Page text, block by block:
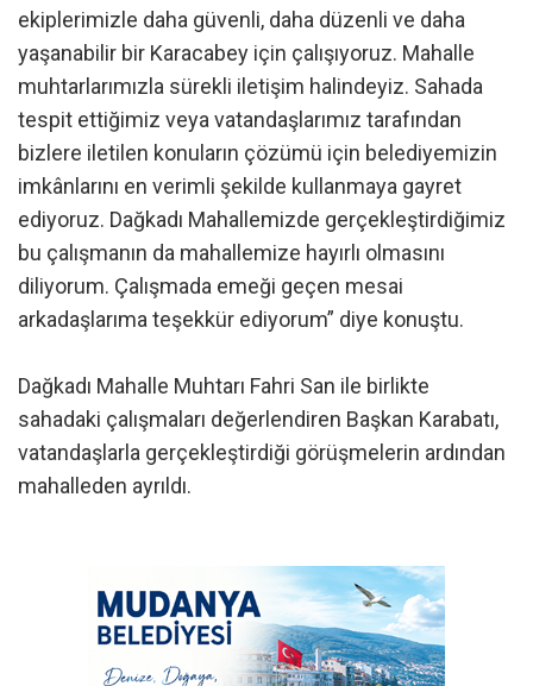
ekiplerimizle daha güvenli, daha düzenli ve daha
yaşanabilir bir Karacabey için çalışıyoruz. Mahalle
muhtarlarımızla sürekli iletişim halindeyiz. Sahada
tespit ettiğimiz veya vatandaşlarımız tarafından
bizlere iletilen konuların çözümü için belediyemizin
imkânlarını en verimli şekilde kullanmaya gayret
ediyoruz. Dağkadı Mahallemizde gerçekleştirdiğimiz
bu çalışmanın da mahallemize hayırlı olmasını
diliyorum. Çalışmada emeği geçen mesai
arkadaşlarıma teşekkür ediyorum” diye konuştu.
Dağkadı Mahalle Muhtarı Fahri San ile birlikte
sahadaki çalışmaları değerlendiren Başkan Karabatı,
vatandaşlarla gerçekleştirdiği görüşmelerin ardından
mahalleden ayrıldı.